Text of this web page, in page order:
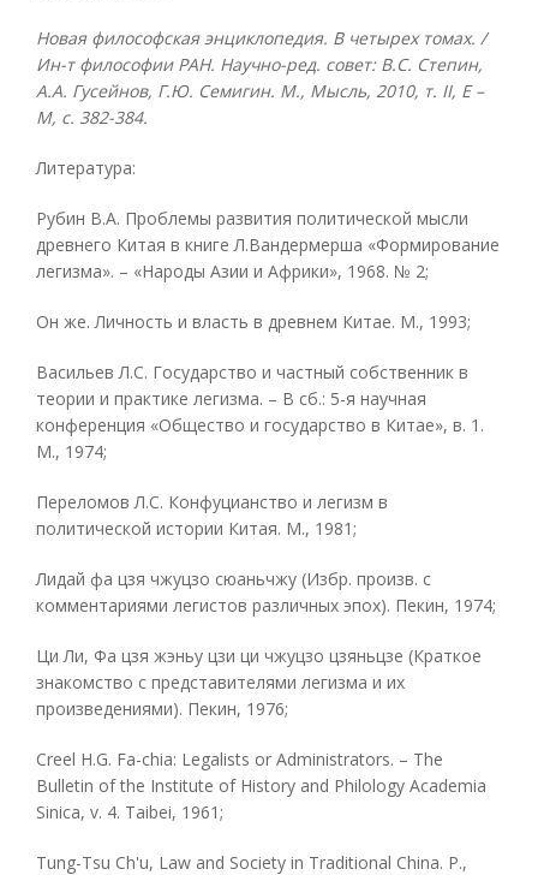
Новая философская энциклопедия. В четырех томах. /
Ин-т философии РАН. Научно-ред. совет: В.С. Степин,
А.А. Гусейнов, Г.Ю. Семигин. М., Мысль, 2010, т. II, Е –
М, с. 382-384.
Литература:
Рубин В.А. Проблемы развития политической мысли
древнего Китая в книге Л.Вандермерша «Формирование
легизма». – «Народы Азии и Африки», 1968. № 2;
Он же. Личность и власть в древнем Китае. М., 1993;
Васильев Л.С. Государство и частный собственник в
теории и практике легизма. – В сб.: 5-я научная
конференция «Общество и государство в Китае», в. 1.
М., 1974;
Переломов Л.С. Конфуцианство и легизм в
политической истории Китая. М., 1981;
Лидай фа цзя чжуцзо сюаньчжу (Избр. произв. с
комментариями легистов различных эпох). Пекин, 1974;
Ци Ли, Фа цзя жэньу цзи ци чжуцзо цзяньцзе (Краткое
знакомство с представителями легизма и их
произведениями). Пекин, 1976;
Creel H.G. Fa-chia: Legalists or Administrators. – The
Bulletin of the Institute of History and Philology Academia
Sinica, v. 4. Taibei, 1961;
Tung-Tsu Ch'u, Law and Society in Traditional China. P.,